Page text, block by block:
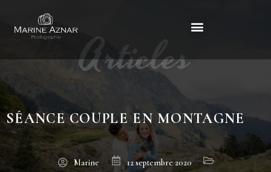
Séance couple en montagne
SÉANCE COUPLE EN MONTAGNE
Articles
Marine 12 septembre 2020